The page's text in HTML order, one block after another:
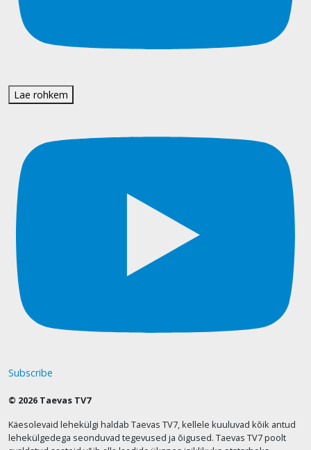
Lae rohkem
Subscribe
© 2026 Taevas TV7
Käesolevaid lehekülgi haldab Taevas TV7, kellele kuuluvad kõik antud
lehekülgedega seonduvad tegevused ja õigused. Taevas TV7 poolt